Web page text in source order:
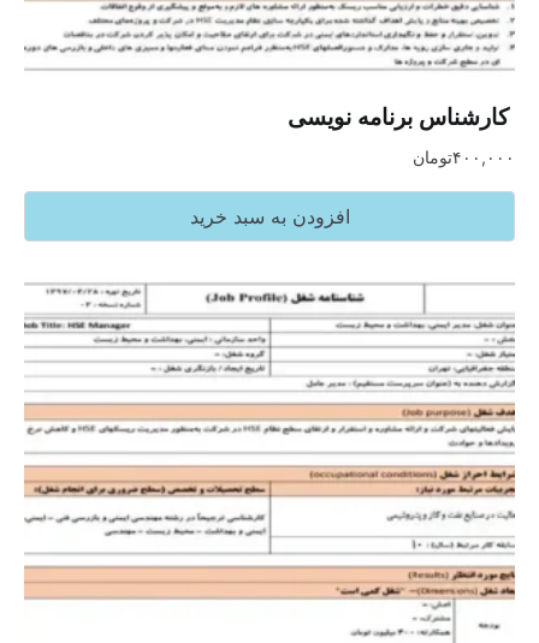
‏ کارشناس برنامه نویسی
۴۰۰,۰۰۰تومان
افزودن به سبد خرید